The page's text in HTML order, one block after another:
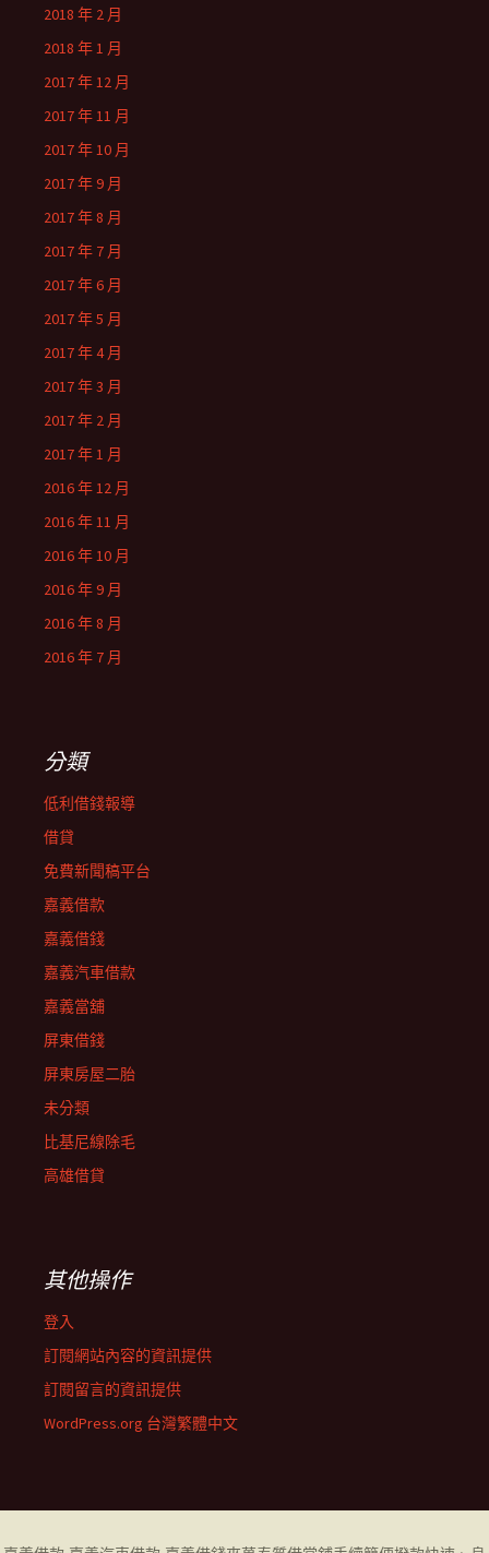
2018 年 2 月
2018 年 1 月
2017 年 12 月
2017 年 11 月
2017 年 10 月
2017 年 9 月
2017 年 8 月
2017 年 7 月
2017 年 6 月
2017 年 5 月
2017 年 4 月
2017 年 3 月
2017 年 2 月
2017 年 1 月
2016 年 12 月
2016 年 11 月
2016 年 10 月
2016 年 9 月
2016 年 8 月
2016 年 7 月
分類
低利借錢報導
借貸
免費新聞稿平台
嘉義借款
嘉義借錢
嘉義汽車借款
嘉義當舖
屏東借錢
屏東房屋二胎
未分類
比基尼線除毛
高雄借貸
其他操作
登入
訂閱網站內容的資訊提供
訂閱留言的資訊提供
WordPress.org 台灣繁體中文